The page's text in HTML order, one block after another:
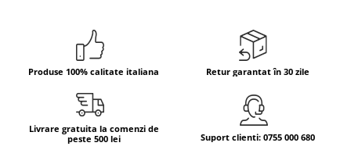
Panettone cozonac italian,
Pandoro si Balocco
Produse fara gluten
Produse de panificatie
Produse de patiserie
Produse 100% calitate italiana Retur garantat în 30 zile
Livrare gratuita la comenzi de
peste 500 lei
Suport clienti: 0755 000 680